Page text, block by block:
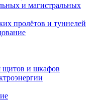
и магистральных
пролётов и туннелей
щитов и шкафов